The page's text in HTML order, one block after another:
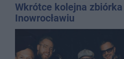
Wkrótce kolejna
Inowrocławiu